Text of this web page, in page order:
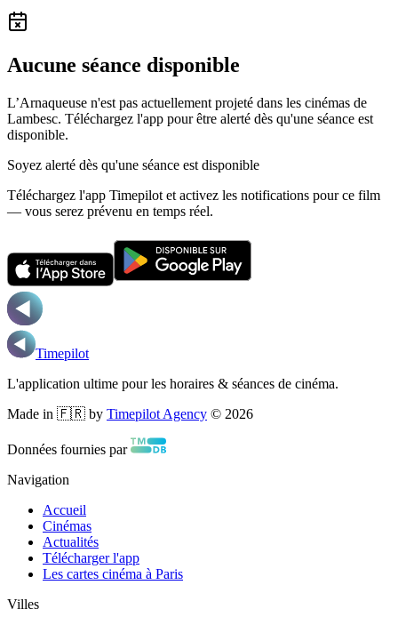
Aucune séance disponible
L’Arnaqueuse n'est pas actuellement projeté dans les cinémas de
Lambesc. Téléchargez l'app pour être alerté dès qu'une séance est
disponible.
Soyez alerté dès qu'une séance est disponible
Téléchargez l'app Timepilot et activez les notifications pour ce film
— vous serez prévenu en temps réel.
Timepilot
L'application ultime pour les horaires & séances de cinéma.
Made in 🇫🇷 by Timepilot Agency © 2026
Données fournies par
Navigation
Accueil
Cinémas
Actualités
Télécharger l'app
Les cartes cinéma à Paris
Villes